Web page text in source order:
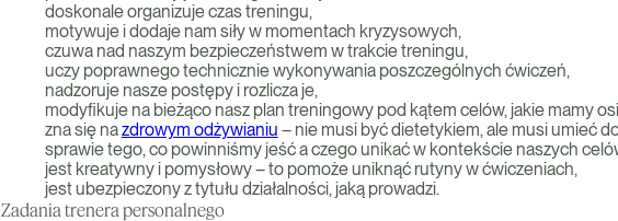
doskonale organizuje czas treningu,
motywuje i dodaje nam siły w momentach kryzysowych,
czuwa nad naszym bezpieczeństwem w trakcie treningu,
uczy poprawnego technicznie wykonywania poszczególnych ćwiczeń,
nadzoruje nasze postępy i rozlicza je,
modyfikuje na bieżąco nasz plan treningowy pod kątem celów, jakie mamy
zna się nazdrowym odżywianiu – nie musi być dietetykiem, ale musi umieć
sprawie tego, co powinniśmy jeść a czego unikać w kontekście naszych
jest kreatywny i pomysłowy – to pomoże uniknąć rutyny w ćwiczeniach,
jest ubezpieczony z tytułu działalności, jaką prowadzi.
Zadania trenera personalnego